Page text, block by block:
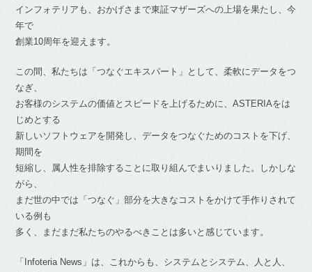
インフォテリアも、おかげさまで東証マザーズへの上場を果たし、今
年で
創業10周年を迎えます。
この間、私たちは「つなぐエキスパート」として、柔軟にデータをつ
なぎ、
お客様のシステムの価値とスピードを上げるために、ASTERIAをは
じめとする
新しいソフトウェアを開発し、データをつなぐためのコストを下げ、
期間を
短縮し、属人性を排除することに取り組んでまいりました。しかしな
がら、
まだ世の中では「つなぐ」部分を大きなコストをかけて手作りされて
いる例も
多く、まだまだ私たちのやるべきことは多いと感じています。
「Infoteria News」は、これからも、システムとシステム、人と人、